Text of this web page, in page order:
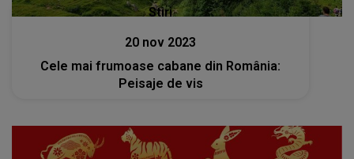
Stiri
20 nov 2023
Cele mai frumoase cabane din România:
Peisaje de vis